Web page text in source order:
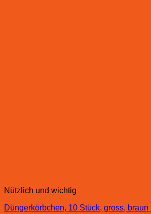
Nützlich und wichtig
Düngerkörbchen, 10 Stück, gross,